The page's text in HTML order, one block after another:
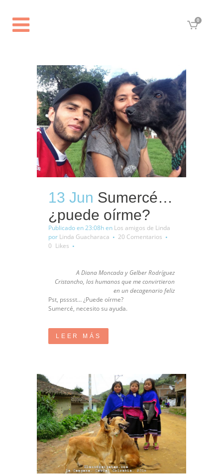
0
13 Jun Sumercé…
¿puede oírme?
Publicado en 23:08hen Los amigos de Linda
por Linda Guacharaca
20 Comentarios
0 Likes
A Diana Moncada y Gelber Rodríguez
Cristancho, los humanos que me convirtieron
en un decagenario feliz
Pst, psssst… ¿Puede oírme?
Sumercé, necesito su ayuda.
LEER MÁS